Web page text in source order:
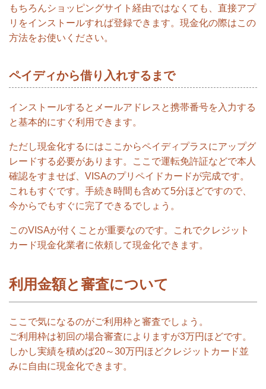
もちろんショッピングサイト経由ではなくても、直接アプ
リをインストールすれば登録できます。現金化の際はこの
方法をお使いください。
ペイディから借り入れするまで
インストールするとメールアドレスと携帯番号を入力する
と基本的にすぐ利用できます。
ただし現金化するにはここからペイディプラスにアップグ
レードする必要があります。ここで運転免許証などで本人
確認をすませば、VISAのプリペイドカードが完成です。
これもすぐです。手続き時間も含めて5分ほどですので、
今からでもすぐに完了できるでしょう。
このVISAが付くことが重要なのです。これでクレジット
カード現金化業者に依頼して現金化できます。
利用金額と審査について
ここで気になるのがご利用枠と審査でしょう。
ご利用枠は初回の場合審査によりますが3万円ほどです。
しかし実績を積めば20～30万円ほどクレジットカード並
みに自由に現金化できます。